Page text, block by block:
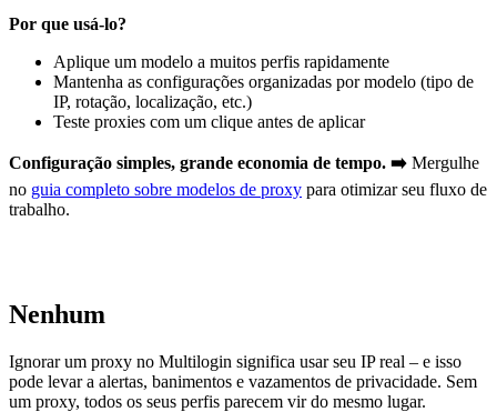
Por que usá-lo?
Aplique um modelo a muitos perfis rapidamente
Mantenha as configurações organizadas por modelo (tipo de
IP, rotação, localização, etc.)
Teste proxies com um clique antes de aplicar
Configuração simples, grande economia de tempo. ➡️ Mergulhe
no guia completo sobre modelos de proxy para otimizar seu fluxo de
trabalho.
Nenhum
Ignorar um proxy no Multilogin significa usar seu IP real – e isso
pode levar a alertas, banimentos e vazamentos de privacidade. Sem
um proxy, todos os seus perfis parecem vir do mesmo lugar.